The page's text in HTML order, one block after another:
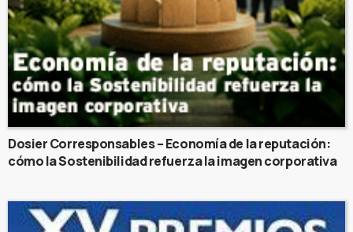
Dosier Corresponsables – Economía de la reputación:
cómo la Sostenibilidad refuerza la imagen corporativa